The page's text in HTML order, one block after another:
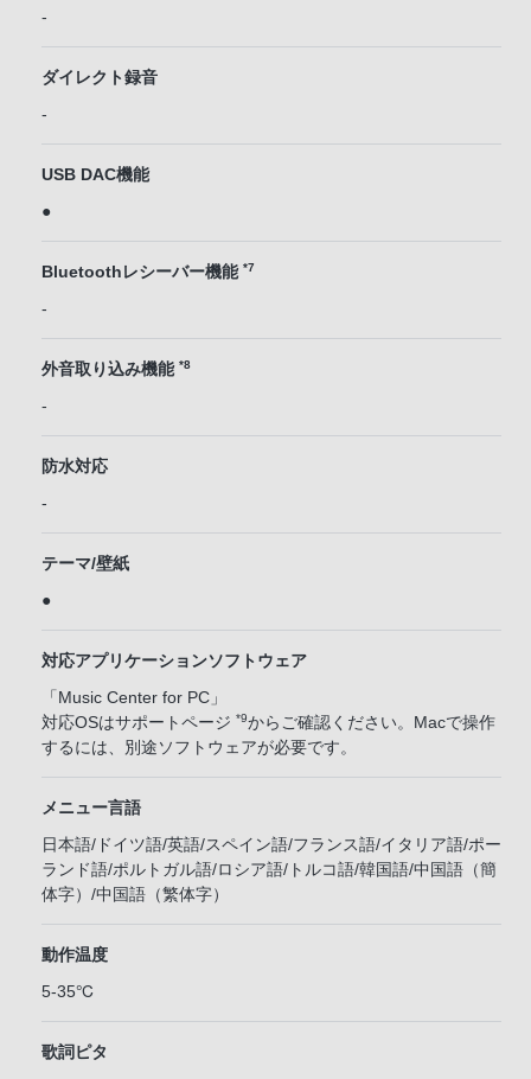
-
ダイレクト録音
-
USB DAC機能
●
Bluetoothレシーバー機能 *7
-
外音取り込み機能 *8
-
防水対応
-
テーマ/壁紙
●
対応アプリケーションソフトウェア
「Music Center for PC」
対応OSはサポートページ *9からご確認ください。Macで操作
するには、別途ソフトウェアが必要です。
メニュー言語
日本語/ドイツ語/英語/スペイン語/フランス語/イタリア語/ポー
ランド語/ポルトガル語/ロシア語/トルコ語/韓国語/中国語（簡
体字）/中国語（繁体字）
動作温度
5-35℃
歌詞ピタ